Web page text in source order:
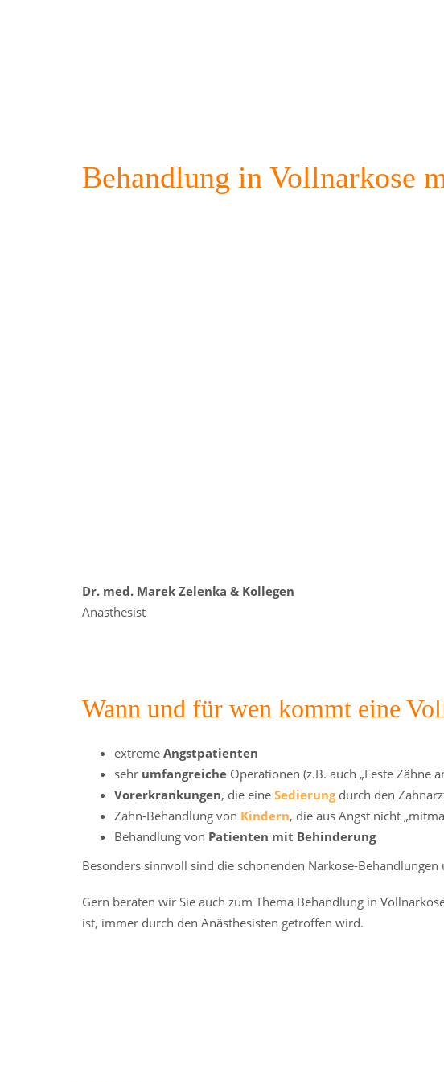
Behandlung in Vollnarkose
Dr. med. Marek Zelenka & Kollegen
Anästhesist
Wann und für wen kommt eine
extreme Angstpatienten
sehr umfangreiche Operationen (z.B. auch „Feste Zähne
Vorerkrankungen, die eine Sedierungdurch den
Zahn-Behandlung von Kindern, die aus Angst nicht
Behandlung von Patienten mit Behinderung
Besonders sinnvoll sind die schonenden Narkose-Behandlungen
Gern beraten wir Sie auch zum Thema Behandlung in
ist, immer durch den Anästhesisten getroffen wird.